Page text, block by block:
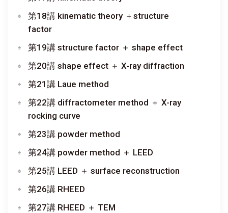
第18講 kinematic theory ＋structure
factor
第19講 structure factor ＋ shape effect
第20講 shape effect ＋ X-ray diffraction
第21講 Laue method
第22講 diffractometer method ＋ X-ray
rocking curve
第23講 powder method
第24講 powder method ＋ LEED
第25講 LEED ＋ surface reconstruction
第26講 RHEED
第27講 RHEED ＋ TEM